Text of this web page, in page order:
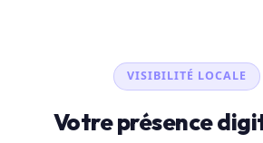
VISIBILITÉ LOCALE
Votre présence